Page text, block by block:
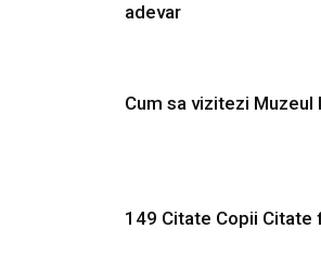
adevar
Cum sa vizitezi Muzeul
149 Citate Copii Citate